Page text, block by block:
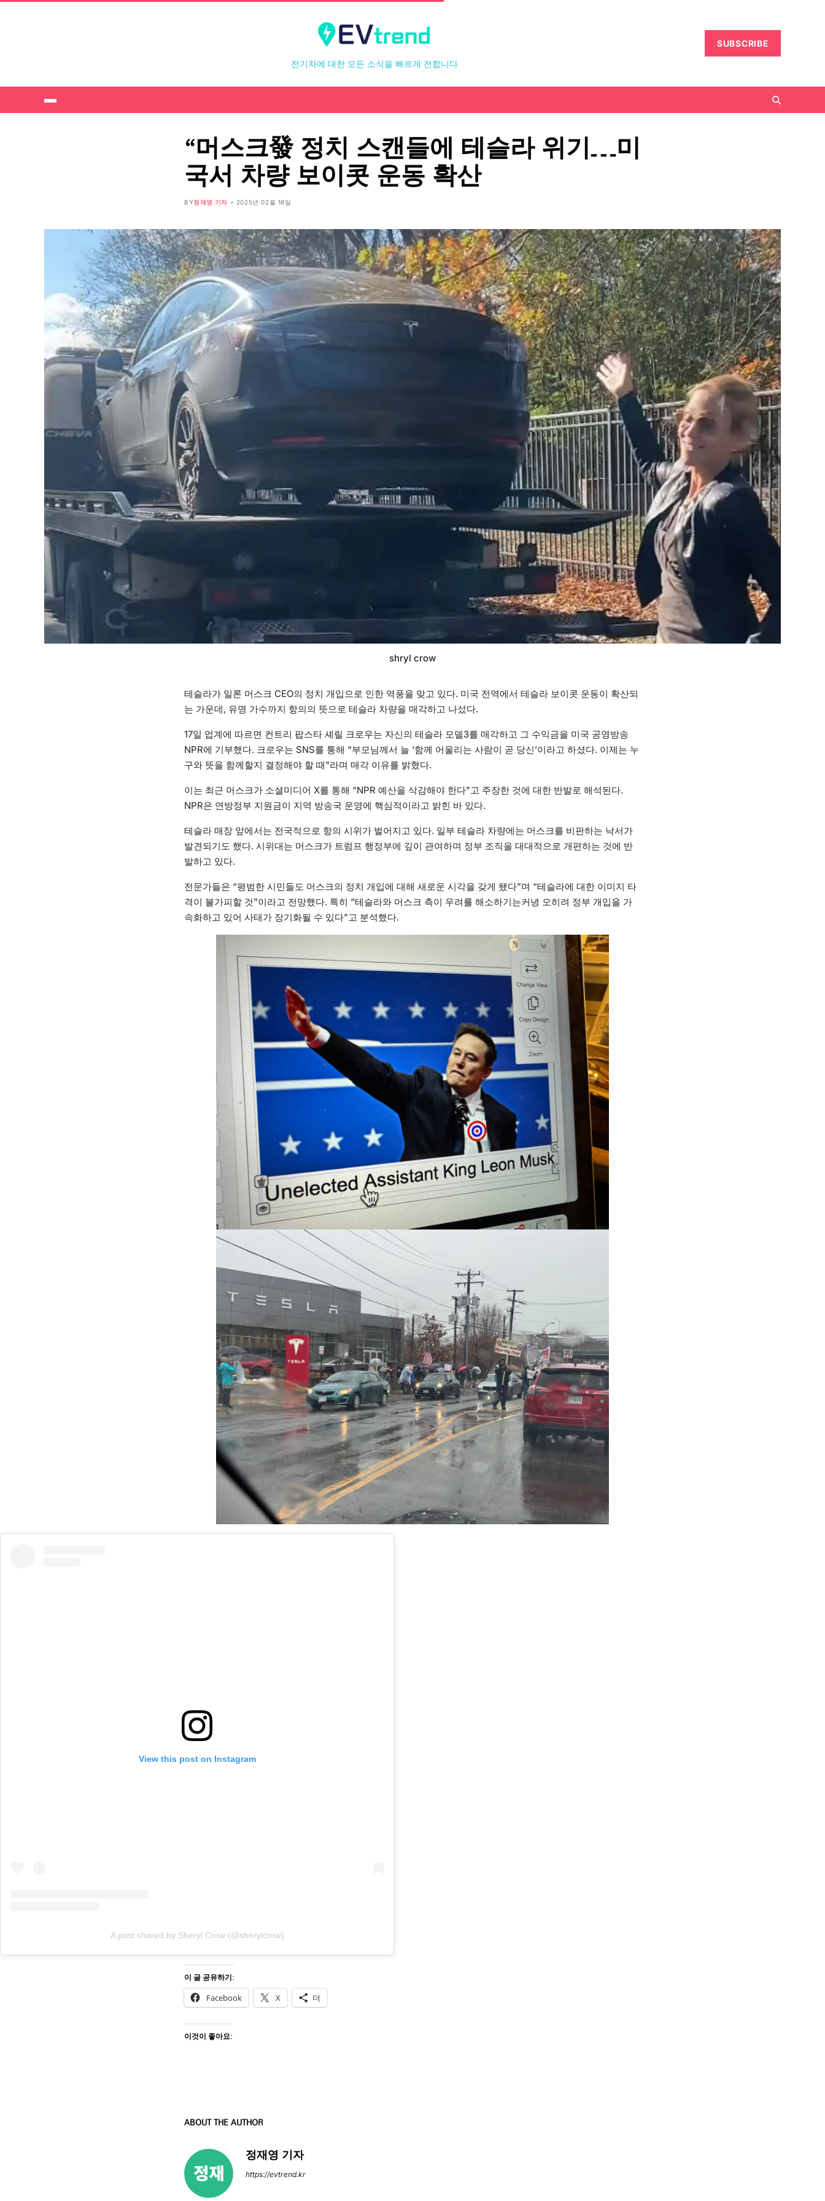
전기차에 대한 모든 소식을 빠르게 전합니다
SUBSCRIBE
“머스크發 정치 스캔들에 테슬라 위기…미
국서 차량 보이콧 운동 확산
BY정재영 기자 2025년 02월 18일
shryl crow
테슬라가 일론 머스크 CEO의 정치 개입으로 인한 역풍을 맞고 있다. 미국 전역에서 테슬라 보이콧 운동이 확산되
는 가운데, 유명 가수까지 항의의 뜻으로 테슬라 차량을 매각하고 나섰다.
17일 업계에 따르면 컨트리 팝스타 셰릴 크로우는 자신의 테슬라 모델3를 매각하고 그 수익금을 미국 공영방송
NPR에 기부했다. 크로우는 SNS를 통해 “부모님께서 늘 ‘함께 어울리는 사람이 곧 당신’이라고 하셨다. 이제는 누
구와 뜻을 함께할지 결정해야 할 때”라며 매각 이유를 밝혔다.
이는 최근 머스크가 소셜미디어 X를 통해 “NPR 예산을 삭감해야 한다”고 주장한 것에 대한 반발로 해석된다.
NPR은 연방정부 지원금이 지역 방송국 운영에 핵심적이라고 밝힌 바 있다.
테슬라 매장 앞에서는 전국적으로 항의 시위가 벌어지고 있다. 일부 테슬라 차량에는 머스크를 비판하는 낙서가
발견되기도 했다. 시위대는 머스크가 트럼프 행정부에 깊이 관여하며 정부 조직을 대대적으로 개편하는 것에 반
발하고 있다.
전문가들은 “평범한 시민들도 머스크의 정치 개입에 대해 새로운 시각을 갖게 됐다”며 “테슬라에 대한 이미지 타
격이 불가피할 것”이라고 전망했다. 특히 “테슬라와 머스크 측이 우려를 해소하기는커녕 오히려 정부 개입을 가
속화하고 있어 사태가 장기화될 수 있다”고 분석했다.
View this post on Instagram
A post shared by Sheryl Crow (@sherylcrow)
이 글 공유하기:
Facebook X 더
이것이 좋아요:
ABOUT THE AUTHOR
정재영 기자
https://evtrend.kr